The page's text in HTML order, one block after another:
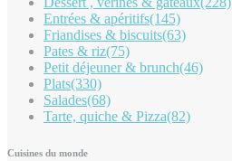
Entrées & apéritifs(145)
Friandises & biscuits(63)
Pates & riz(75)
Petit déjeuner & brunch(46)
Plats(330)
Salades(68)
Tarte, quiche & Pizza(82)
Cuisines du monde